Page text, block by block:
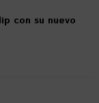
con su nuevo